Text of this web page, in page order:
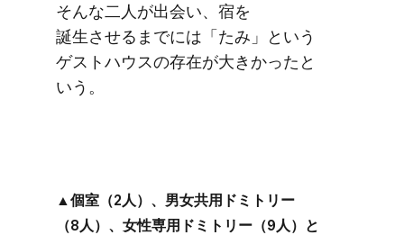
そんな​二人が​出会い、​宿を​
誕生させるまでには​「たみ」と​いう​
ゲストハウスの​存在が​大きかったと​
いう。
▲個室​（2人）、​男女共用ドミトリー​
（8人）、​女性専用ドミトリー​（9人）と​